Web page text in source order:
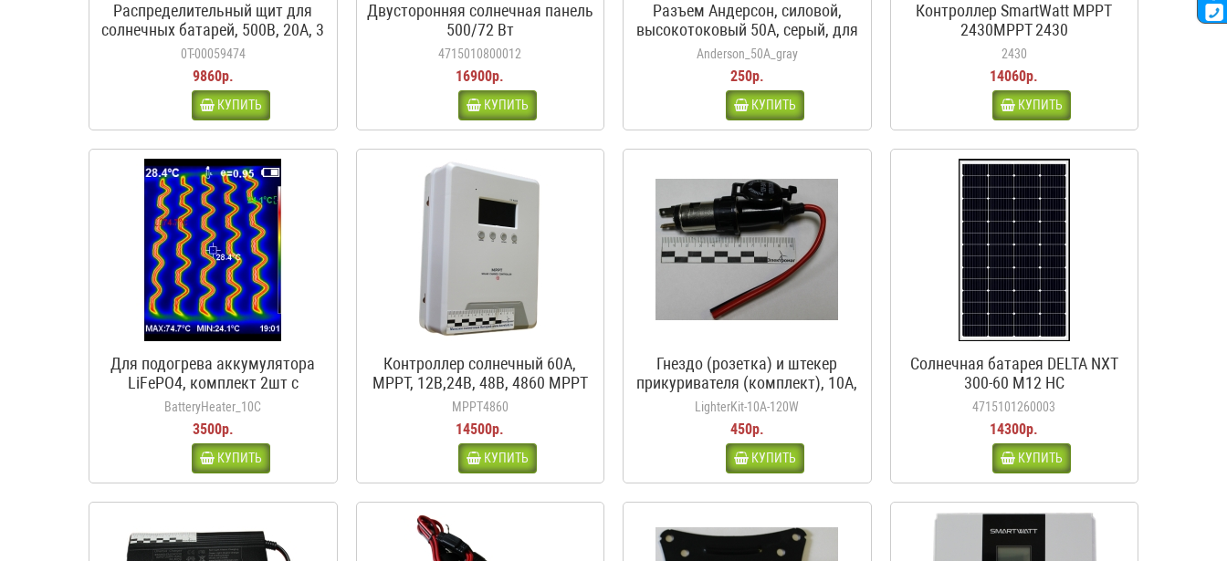
Распределительный щит для
солнечных батарей, 500В, 20А, 3
входа, 1 выход, с
предохранителями
0Т-00059474
9860р.
КУПИТЬ
Двусторонняя солнечная панель
500/72 Вт
4715010800012
16900р.
КУПИТЬ
Разъем Андерсон, силовой,
высокотоковый 50A, серый, для
аккумуляторов автодома,
каравана, кемпера
Anderson_50A_gray
250р.
КУПИТЬ
Контроллер SmartWatt MPPT
2430MPPT 2430
2430
14060р.
КУПИТЬ
Для подогрева аккумулятора
LiFePO4, комплект 2шт с
термостатом, 12В, 50Вт, 3.5А,
10С
BatteryHeater_10C
3500р.
КУПИТЬ
Контроллер солнечный 60А,
MPPT, 12В,24В, 48В, 4860 MPPT
белый
MPPT4860
14500р.
КУПИТЬ
Гнездо (розетка) и штекер
прикуривателя (комплект), 10А,
120Вт, 12-24В
LighterKit-10A-120W
450р.
КУПИТЬ
Солнечная батарея DELTA NXT
300-60 M12 HC
4715101260003
14300р.
КУПИТЬ